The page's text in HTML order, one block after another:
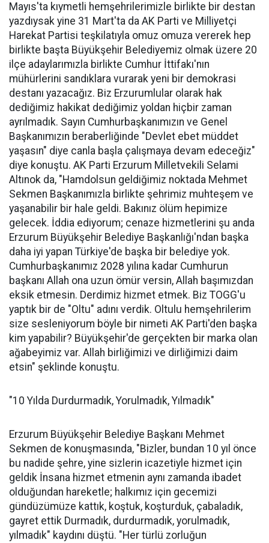
Mayıs'ta kıymetli hemşehrilerimizle birlikte bir destan
yazdıysak yine 31 Mart'ta da AK Parti ve Milliyetçi
Harekat Partisi teşkilatıyla omuz omuza vererek hep
birlikte başta Büyükşehir Belediyemiz olmak üzere 20
ilçe adaylarımızla birlikte Cumhur İttifakı'nın
mühürlerini sandıklara vurarak yeni bir demokrasi
destanı yazacağız. Biz Erzurumlular olarak hak
dediğimiz hakikat dediğimiz yoldan hiçbir zaman
ayrılmadık. Sayın Cumhurbaşkanımızın ve Genel
Başkanımızın beraberliğinde "Devlet ebet müddet
yaşasın" diye canla başla çalışmaya devam edeceğiz"
diye konuştu. AK Parti Erzurum Milletvekili Selami
Altınok da, "Hamdolsun geldiğimiz noktada Mehmet
Sekmen Başkanımızla birlikte şehrimiz muhteşem ve
yaşanabilir bir hale geldi. Bakınız ölüm hepimize
gelecek. İddia ediyorum; cenaze hizmetlerini şu anda
Erzurum Büyükşehir Belediye Başkanlığı'ndan başka
daha iyi yapan Türkiye'de başka bir belediye yok.
Cumhurbaşkanımız 2028 yılına kadar Cumhurun
başkanı Allah ona uzun ömür versin, Allah başımızdan
eksik etmesin. Derdimiz hizmet etmek. Biz TOGG'u
yaptık bir de "Oltu" adını verdik. Oltulu hemşehrilerim
size sesleniyorum böyle bir nimeti AK Parti'den başka
kim yapabilir? Büyükşehir'de gerçekten bir marka olan
ağabeyimiz var. Allah birliğimizi ve dirliğimizi daim
etsin" şeklinde konuştu.
"10 Yılda Durdurmadık, Yorulmadık, Yılmadık"
Erzurum Büyükşehir Belediye Başkanı Mehmet
Sekmen de konuşmasında, "Bizler, bundan 10 yıl önce
bu nadide şehre, yine sizlerin icazetiyle hizmet için
geldik İnsana hizmet etmenin aynı zamanda ibadet
olduğundan hareketle; halkımız için gecemizi
gündüzümüze kattık, koştuk, koşturduk, çabaladık,
gayret ettik Durmadık, durdurmadık, yorulmadık,
yılmadık" kaydını düştü. "Her türlü zorluğun